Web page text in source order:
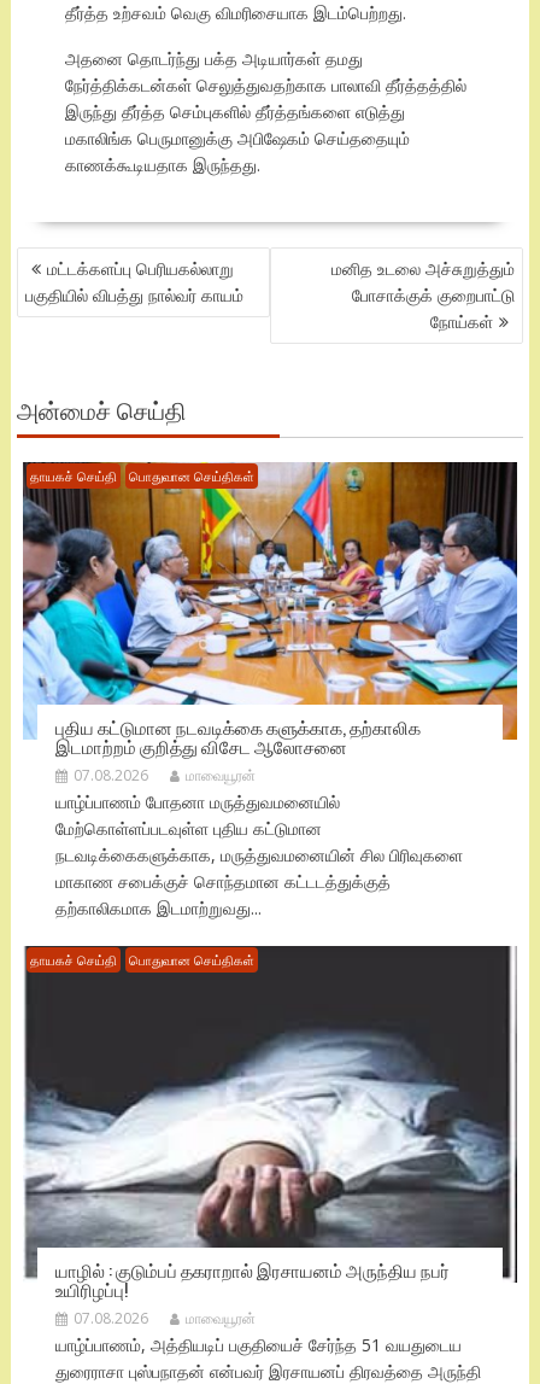
தீர்த்த உற்சவம் வெகு விமரிசையாக இடம்பெற்றது.
அதனை தொடர்ந்து பக்த அடியார்கள் தமது
நேர்த்திக்கடன்கள் செலுத்துவதற்காக பாலாவி தீர்த்தத்தில்
இருந்து தீர்த்த செம்புகளில் தீர்த்தங்களை எடுத்து
மகாலிங்க பெருமானுக்கு அபிஷேகம் செய்ததையும்
காணக்கூடியதாக இருந்தது.
POST
NAVIGATION
மட்டக்களப்பு பெரியகல்லாறு
பகுதியில் விபத்து நால்வர் காயம்
மனித உடலை அச்சுறுத்தும்
போசாக்குக் குறைபாட்டு
நோய்கள்
அன்மைச் செய்தி
தாயகச் செய்தி பொதுவான செய்திகள்
புதிய கட்டுமான நடவடிக்கை களுக்காக, தற்காலிக
இடமாற்றம் குறித்து விசேட ஆலோசனை
07.08.2026 மாவையூரன்
யாழ்ப்பாணம் போதனா மருத்துவமனையில்
மேற்கொள்ளப்படவுள்ள புதிய கட்டுமான
நடவடிக்கைகளுக்காக, மருத்துவமனையின் சில பிரிவுகளை
மாகாண சபைக்குச் சொந்தமான கட்டடத்துக்குத்
தற்காலிகமாக இடமாற்றுவது...
தாயகச் செய்தி பொதுவான செய்திகள்
யாழில் : குடும்பப் தகராறால் இரசாயனம் அருந்திய நபர்
உயிரிழப்பு!
07.08.2026 மாவையூரன்
யாழ்ப்பாணம், அத்தியடிப் பகுதியைச் சேர்ந்த 51 வயதுடைய
துரைராசா புஸ்பநாதன் என்பவர் இரசாயனப் திரவத்தை அருந்தி